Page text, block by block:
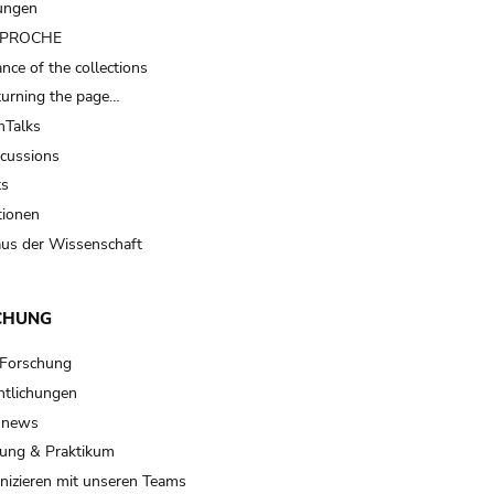
of the collections
the page…
der Wissenschaft
& Praktikum
mit unseren Teams